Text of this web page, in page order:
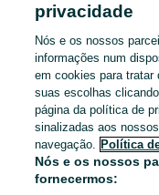
privacidade
Nós e os nossos
informações num
em cookies para tratar
suas escolhas
página da política de
sinalizadas aos
navegação.
Política
Nós e os nossos
fornecermos: